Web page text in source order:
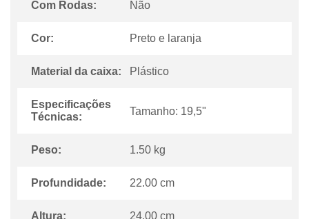
Com Rodas: Não
Cor: Preto e laranja
Material da caixa: Plástico
Especificações
Técnicas:
Tamanho: 19,5"
Peso: 1.50 kg
Profundidade: 22.00 cm
Altura: 24.00 cm